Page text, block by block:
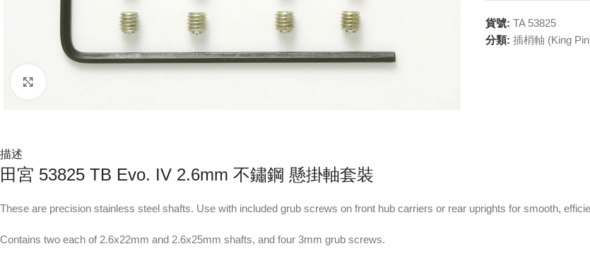
貨號: TA 53825
分類: 插梢軸 (King
描述
田宮 53825 TB Evo. IV 2.6mm 不鏽鋼 懸掛軸套裝
These are precision stainless steel shafts. Use with included grub screws on front hub carriers or rear uprights for smooth,
Contains two each of 2.6x22mm and 2.6x25mm shafts, and four 3mm grub screws.